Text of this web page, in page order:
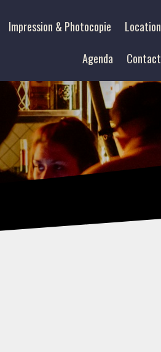
Impression & Photocopie
Location
Agenda
Contact